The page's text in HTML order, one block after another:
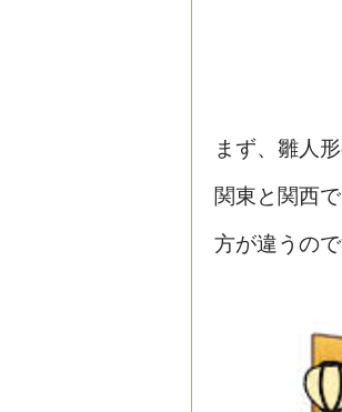
まず、雛人
関東と関西
方が違うので